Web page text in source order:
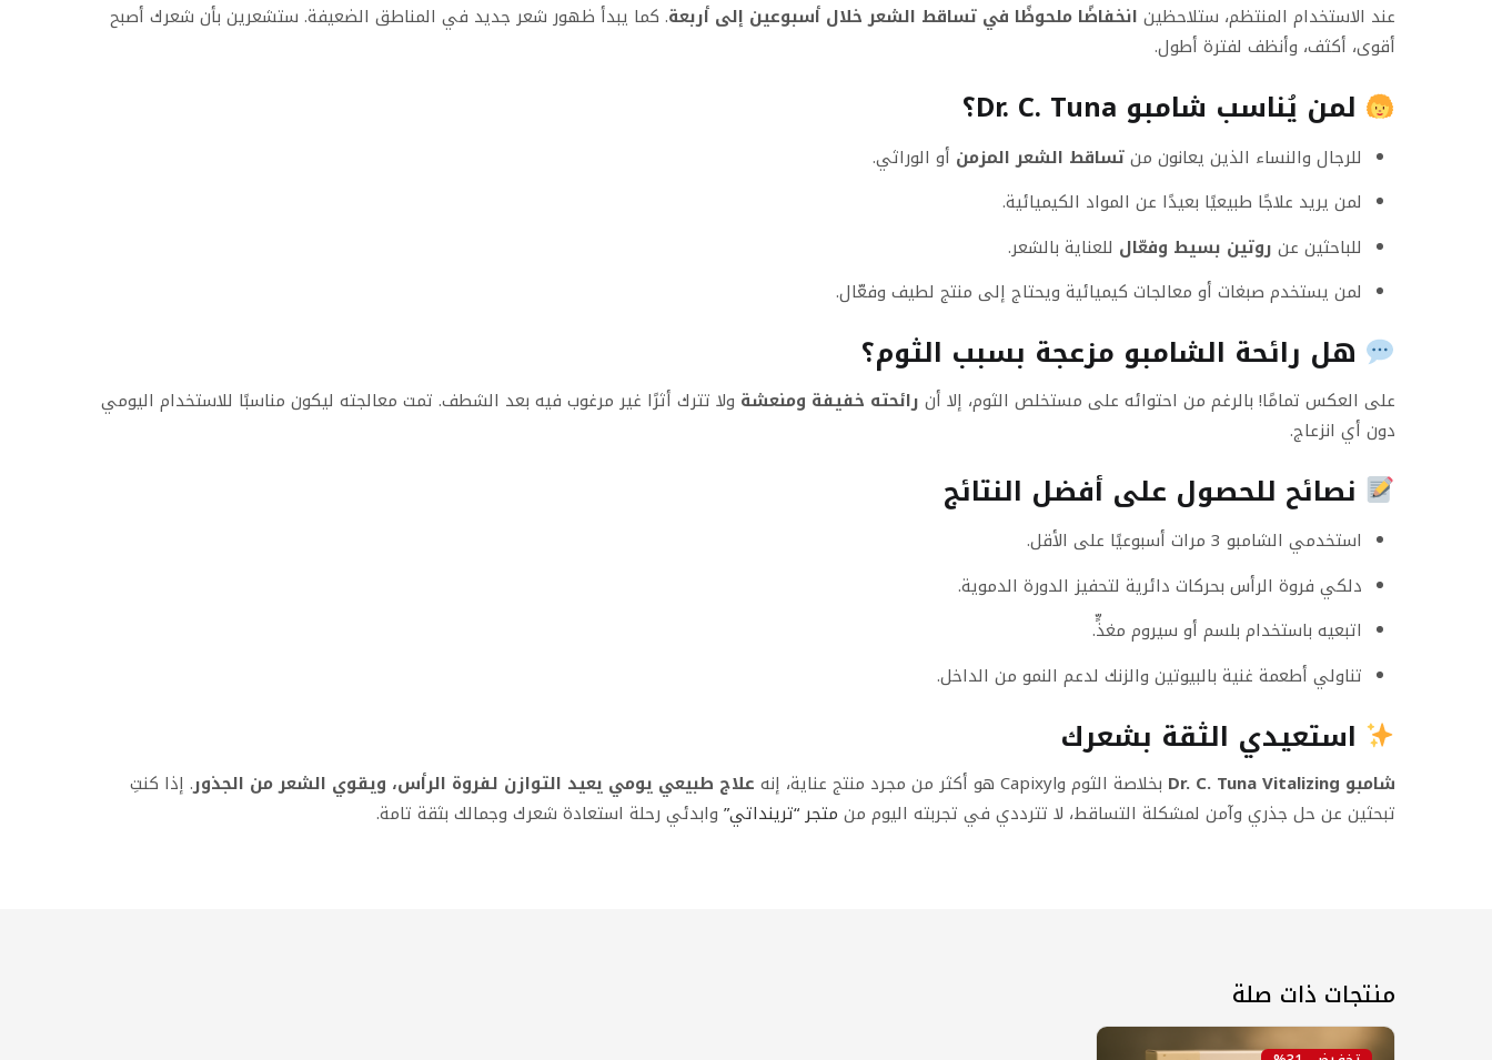
عند الاستخدام المنتظم، ستلاحظين انخفاضًا ملحوظًا في تساقط الشعر خلال أسبوعين إلى أربعة. كما يبدأ ظهور شعر جديد في المناطق الضعيفة. ستشعرين بأن شعرك أصبح
أقوى، أكثف، وأنظف لفترة أطول.
لمن يُناسب شامبو Dr. C. Tuna؟
للرجال والنساء الذين يعانون منتساقط الشعر المزمن أو الوراثي.
لمن يريد علاجًا طبيعيًا بعيدًا عن المواد الكيميائية.
للباحثين عن روتين بسيط وفعّال للعناية بالشعر.
لمن يستخدم صبغات أو معالجات كيميائية ويحتاج إلى منتج لطيف وفعّال.
هل رائحة الشامبو مزعجة بسبب الثوم؟
على العكس تمامًا! بالرغم من احتوائه على مستخلص الثوم، إلا أن رائحته خفيفة ومنعشة ولا تترك أثرًا غير مرغوب فيه بعد الشطف. تمت معالجته ليكون مناسبًا للاستخدام اليومي
دون أي انزعاج.
نصائح للحصول على أفضل النتائج
استخدمي الشامبو 3 مرات أسبوعيًا على الأقل.
دلكي فروة الرأس بحركات دائرية لتحفيز الدورة الدموية.
اتبعيه باستخدام بلسم أو سيروم مغذٍّ.
تناولي أطعمة غنية بالبيوتين والزنك لدعم النمو من الداخل.
استعيدي الثقة بشعرك
شامبو Dr. C. Tuna Vitalizing بخلاصة الثوم وCapixyl هو أكثر من مجرد منتج عناية، إنه علاج طبيعي يومي يعيد التوازن لفروة الرأس، ويقوي الشعر من الجذور. إذا كنتِ
تبحثين عن حل جذري وآمن لمشكلة التساقط، لا تترددي في تجربته اليوم من متجر “ترينداتي” وابدئي رحلة استعادة شعرك وجمالك بثقة تامة.
منتجات ذات صلة